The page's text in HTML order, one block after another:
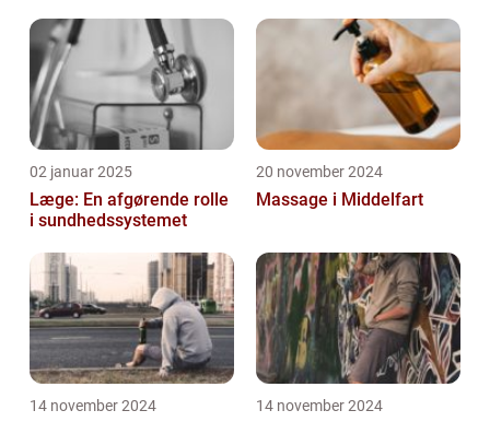
02 januar 2025
Læge: En afgørende rolle
i sundhedssystemet
20 november 2024
Massage i Middelfart
14 november 2024 14 november 2024